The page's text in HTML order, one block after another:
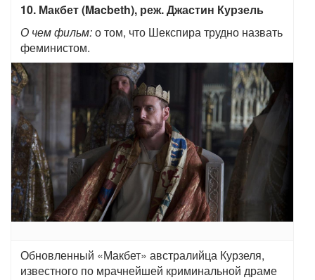
10. Макбет (Macbeth), реж. Джастин Курзель
О чем фильм:о том, что Шекспира трудно назвать
феминистом.
Обновленный «Макбет» австралийца Курзеля,
известного по мрачнейшей криминальной драме